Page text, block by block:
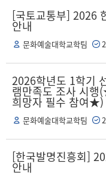
[국토교통부] 2026
안내
문화예술대학교학팀
2026학년도 1학기
램만족도 조사 시
희망자 필수 참여★)
문화예술대학교학팀
[한국발명진흥회]
안내